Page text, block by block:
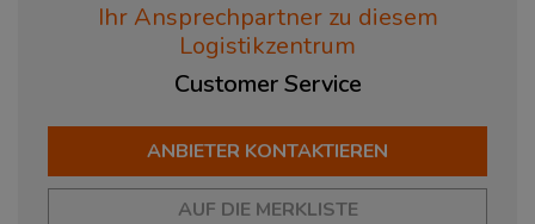
Ihr Ansprechpartner zu diesem
Logistikzentrum
Customer Service
ANBIETER KONTAKTIEREN
AUF DIE MERKLISTE